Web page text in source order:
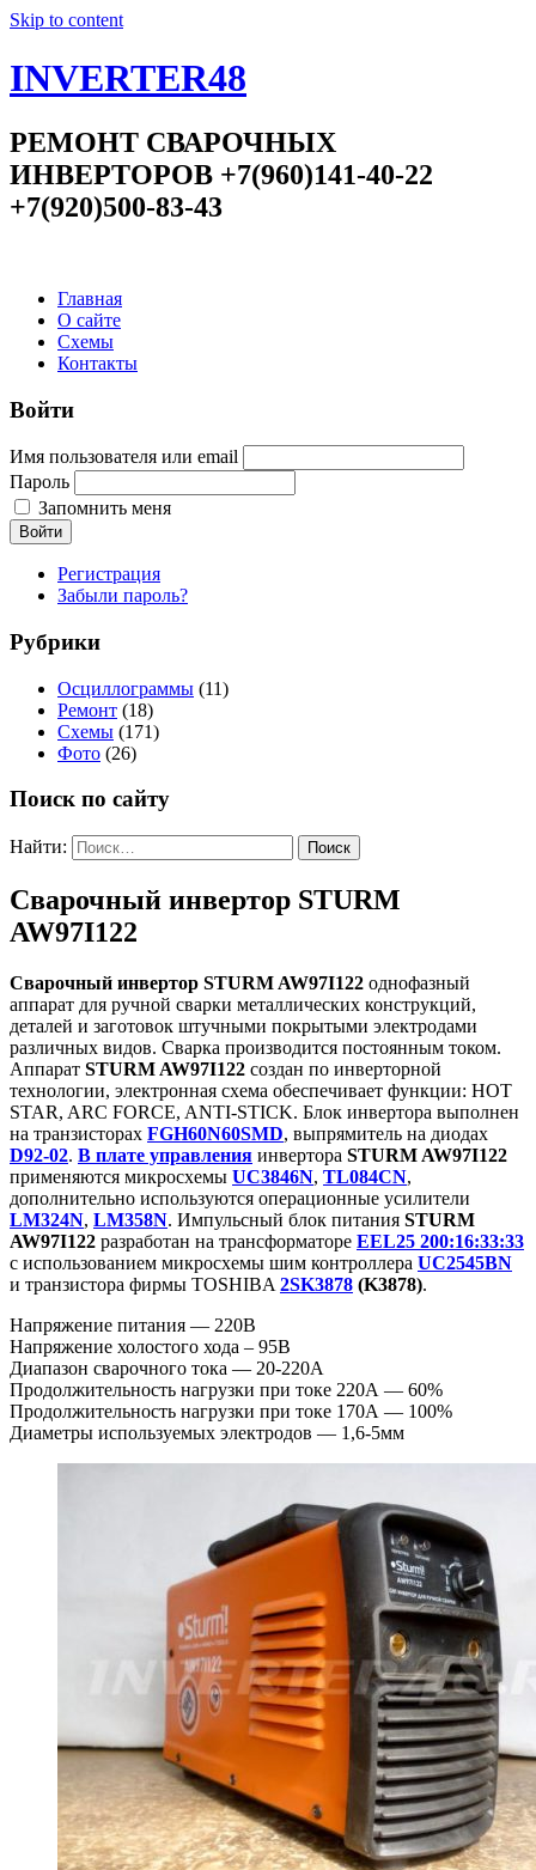
Skip to content
INVERTER48
РЕМОНТ СВАРОЧНЫХ
ИНВЕРТОРОВ +7(960)141-40-22
+7(920)500-83-43
Главная
О сайте
Схемы
Контакты
Войти
Имя пользователя или email
Пароль
Запомнить меня
Войти
Регистрация
Забыли пароль?
Рубрики
Осциллограммы (11)
Ремонт (18)
Схемы (171)
Фото (26)
Поиск по сайту
Найти:
Сварочный инвертор STURM
AW97I122
Сварочный инвертор STURM AW97I122 однофазный
аппарат для ручной сварки металлических конструкций,
деталей и заготовок штучными покрытыми электродами
различных видов. Сварка производится постоянным током.
Аппарат STURM AW97I122 создан по инверторной
технологии, электронная схема обеспечивает функции: HOT
STAR, ARC FORCE, ANTI-STICK. Блок инвертора выполнен
на транзисторах FGH60N60SMD, выпрямитель на диодах
D92-02. В плате управления инвертора STURM AW97I122
применяются микросхемы UC3846N, TL084CN,
дополнительно используются операционные усилители
LM324N, LM358N. Импульсный блок питания STURM
AW97I122 разработан на трансформаторе EEL25 200:16:33:33
с использованием микросхемы шим контроллера UC2545BN
и транзистора фирмы TOSHIBA 2SK3878 (K3878).
Напряжение питания — 220В
Напряжение холостого хода – 95В
Диапазон сварочного тока — 20-220А
Продолжительность нагрузки при токе 220А — 60%
Продолжительность нагрузки при токе 170А — 100%
Диаметры используемых электродов — 1,6-5мм